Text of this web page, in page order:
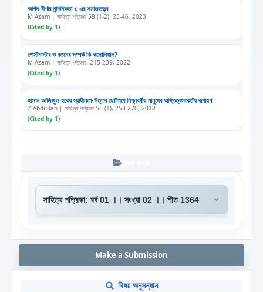
অগ্নি-বীণার নান্দনিকতা ও এর সমাজতত্ত্ব
M Azam | সাহিত্য পত্রিকা 58 (1-2), 25-46, 2023
(Cited by 1)
পোস্টমাস্টার ও রতনের সম্পর্ক কি কলোনিয়াল?
M Azam | সাহিত্য পত্রিকা, 215-239, 2022
(Cited by 1)
হাসান আজিজুল হকের স্বাধীনতা-উত্তর ছোটগল্পে নিম্নবর্গীয় মানুষের অস্তিত্বসংকটের রূপায়ণ
Z Abdullah | সাহিত্য পত্রিকা 56 (1), 253-270, 2018
(Cited by 1)
Make a Submission
বিষয় অনুসন্ধান